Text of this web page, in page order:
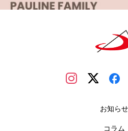
お知らせ
コラム